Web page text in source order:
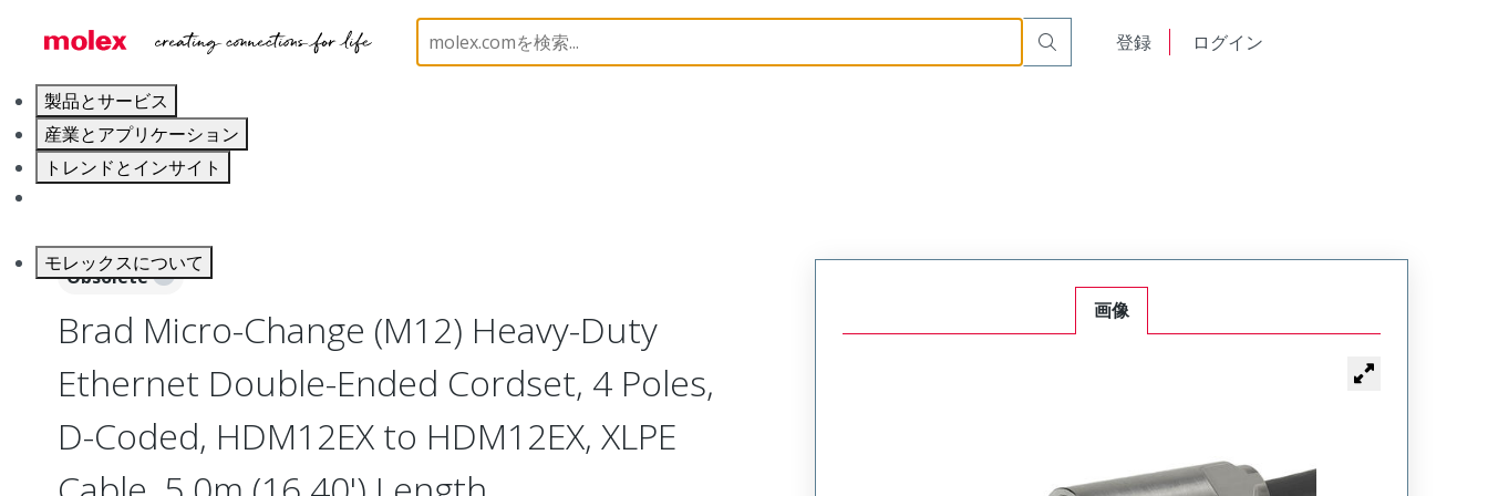
登録 ログイン
製品とサービス
産業とアプリケーション
トレンドとインサイト
モレックスについて
Industrial Cable Assemblies 130304 1303045407
Obsolete
Brad Micro-Change (M12) Heavy-Duty
Ethernet Double-Ended Cordset, 4 Poles,
D-Coded, HDM12EX to HDM12EX, XLPE
画像